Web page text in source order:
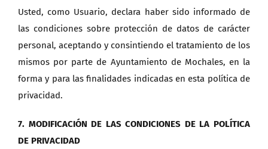
Usted, como Usuario, declara haber sido informado de
las condiciones sobre protección de datos de carácter
personal, aceptando y consintiendo el tratamiento de los
mismos por parte de Ayuntamiento de Mochales, en la
forma y para las finalidades indicadas en esta política de
privacidad.
7. MODIFICACIÓN DE LAS CONDICIONES DE LA POLÍTICA
DE PRIVACIDAD